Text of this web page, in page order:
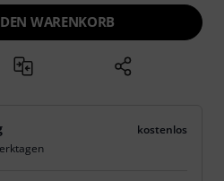
WARENKORB
kostenlos